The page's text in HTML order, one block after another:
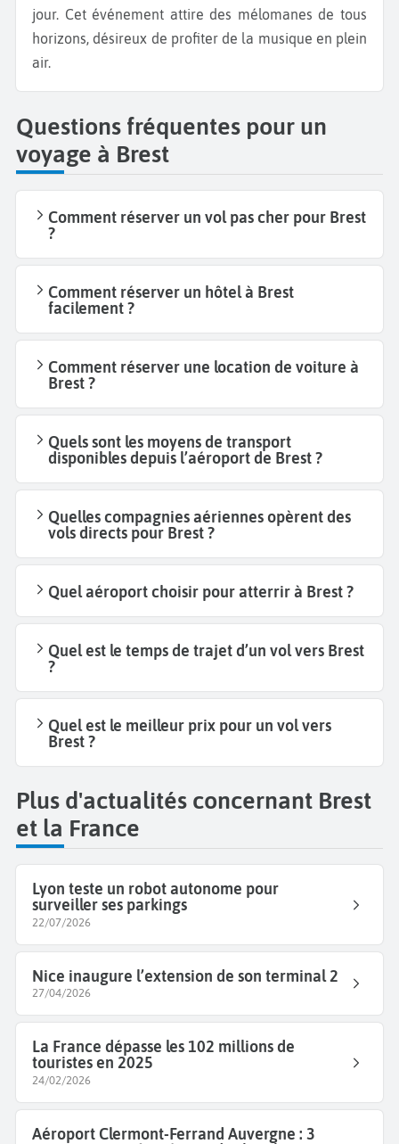
jour. Cet événement attire des mélomanes de tous
horizons, désireux de profiter de la musique en plein
air.
Questions fréquentes pour un
voyage à Brest
Comment réserver un vol pas cher pour Brest
?
Comment réserver un hôtel à Brest
facilement ?
Comment réserver une location de voiture à
Brest ?
Quels sont les moyens de transport
disponibles depuis l’aéroport de Brest ?
Quelles compagnies aériennes opèrent des
vols directs pour Brest ?
Quel aéroport choisir pour atterrir à Brest ?
Quel est le temps de trajet d’un vol vers Brest
?
Quel est le meilleur prix pour un vol vers
Brest ?
Plus d'actualités concernant Brest
et la France
Lyon teste un robot autonome pour
surveiller ses parkings
22/07/2026
Nice inaugure l’extension de son terminal 2
27/04/2026
La France dépasse les 102 millions de
touristes en 2025
24/02/2026
Aéroport Clermont-Ferrand Auvergne : 3